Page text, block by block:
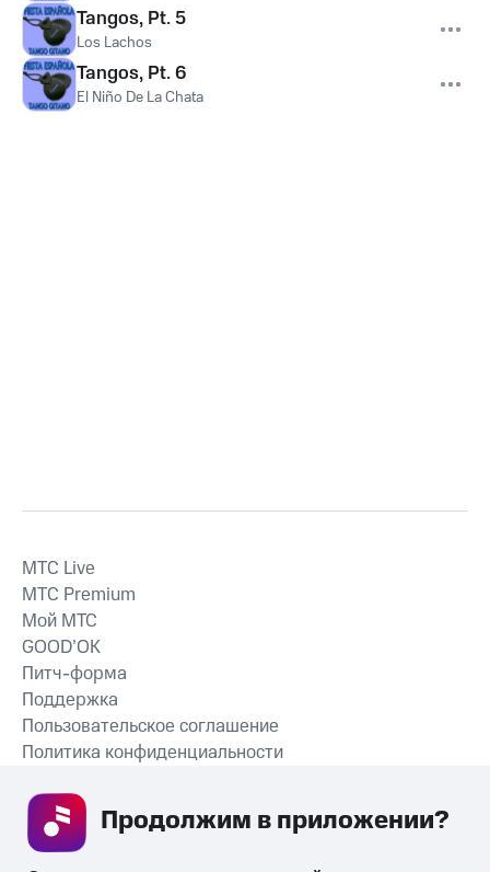
Tangos, Pt. 5
Los Lachos
Tangos, Pt. 6
El Niño De La Chata
СКАЧАТЬ ПРИЛОЖЕНИЕ
MTС Live
MTС Premium
Мой МТС
GOOD’OK
Питч-форма
Поддержка
Пользовательское соглашение
Политика конфиденциальности